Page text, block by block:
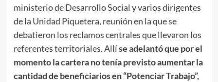
ministerio de Desarrollo Social y varios dirigentes
de la Unidad Piquetera, reunión en la que se
debatieron los reclamos centrales que llevaron los
referentes territoriales. Allíse adelantó que por el
momento la cartera no tenía previsto aumentar la
cantidad de beneficiarios en “Potenciar Trabajo”,